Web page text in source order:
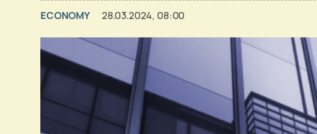
ECONOMY 28.03.2024, 08:00